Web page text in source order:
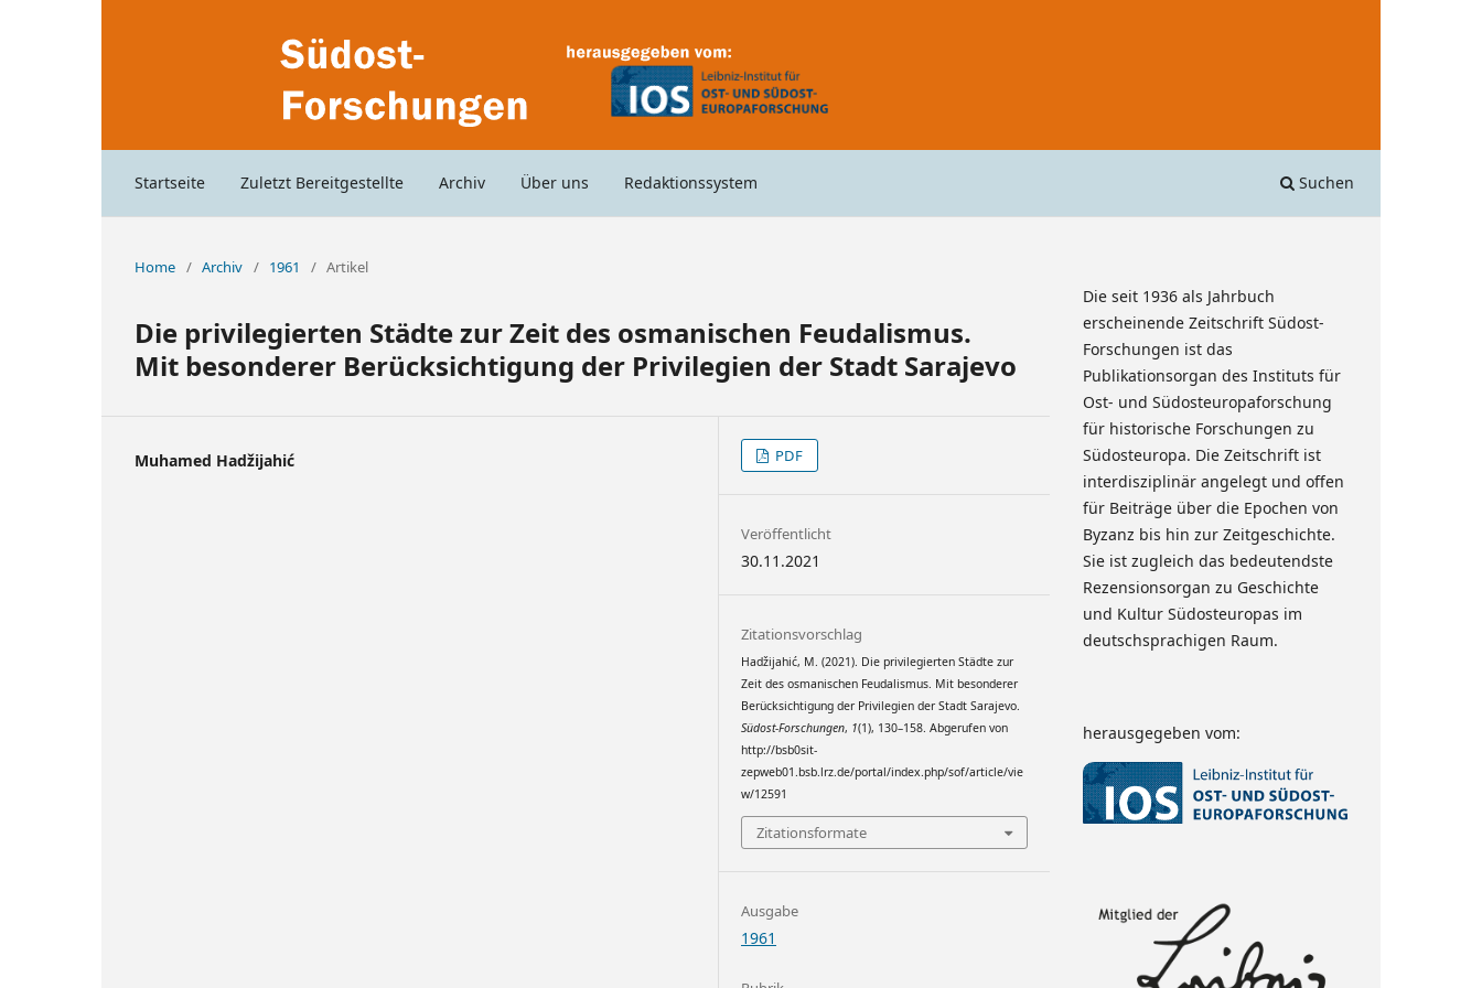
Startseite Zuletzt Bereitgestellte Archiv Über uns Redaktionssystem Suchen
Home / Archiv / 1961 / Artikel
Die privilegierten Städte zur Zeit des osmanischen Feudalismus.
Mit besonderer Berücksichtigung der Privilegien der Stadt Sarajevo
Muhamed Hadžijahić PDF
Veröffentlicht
30.11.2021
Zitationsvorschlag
Hadžijahić, M. (2021). Die privilegierten Städte zur
Zeit des osmanischen Feudalismus. Mit besonderer
Berücksichtigung der Privilegien der Stadt Sarajevo.
Südost-Forschungen, 1(1), 130–158. Abgerufen von
http://bsb0sit-
zepweb01.bsb.lrz.de/portal/index.php/sof/article/vie
w/12591
Zitationsformate
Ausgabe
1961
Die seit 1936 als Jahrbuch
erscheinende Zeitschrift Südost-
Forschungen ist das
Publikationsorgan des Instituts für
Ost- und Südosteuropaforschung
für historische Forschungen zu
Südosteuropa. Die Zeitschrift ist
interdisziplinär angelegt und offen
für Beiträge über die Epochen von
Byzanz bis hin zur Zeitgeschichte.
Sie ist zugleich das bedeutendste
Rezensionsorgan zu Geschichte
und Kultur Südosteuropas im
deutschsprachigen Raum.
herausgegeben vom: